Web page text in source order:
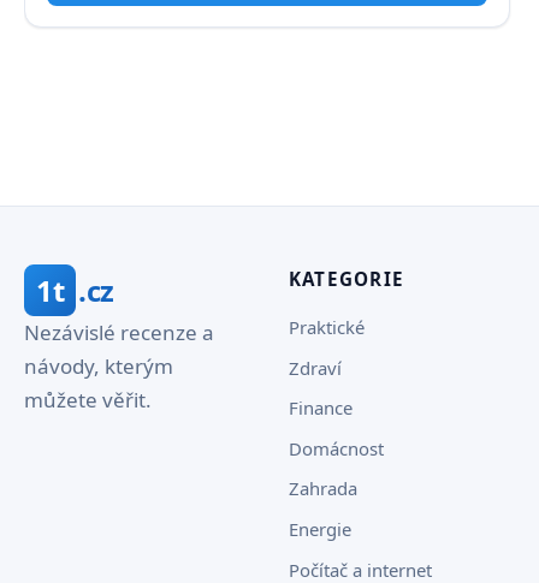
1t .cz
Nezávislé recenze a
návody, kterým
můžete věřit.
KATEGORIE
Praktické
Zdraví
Finance
Domácnost
Zahrada
Energie
Počítač a internet